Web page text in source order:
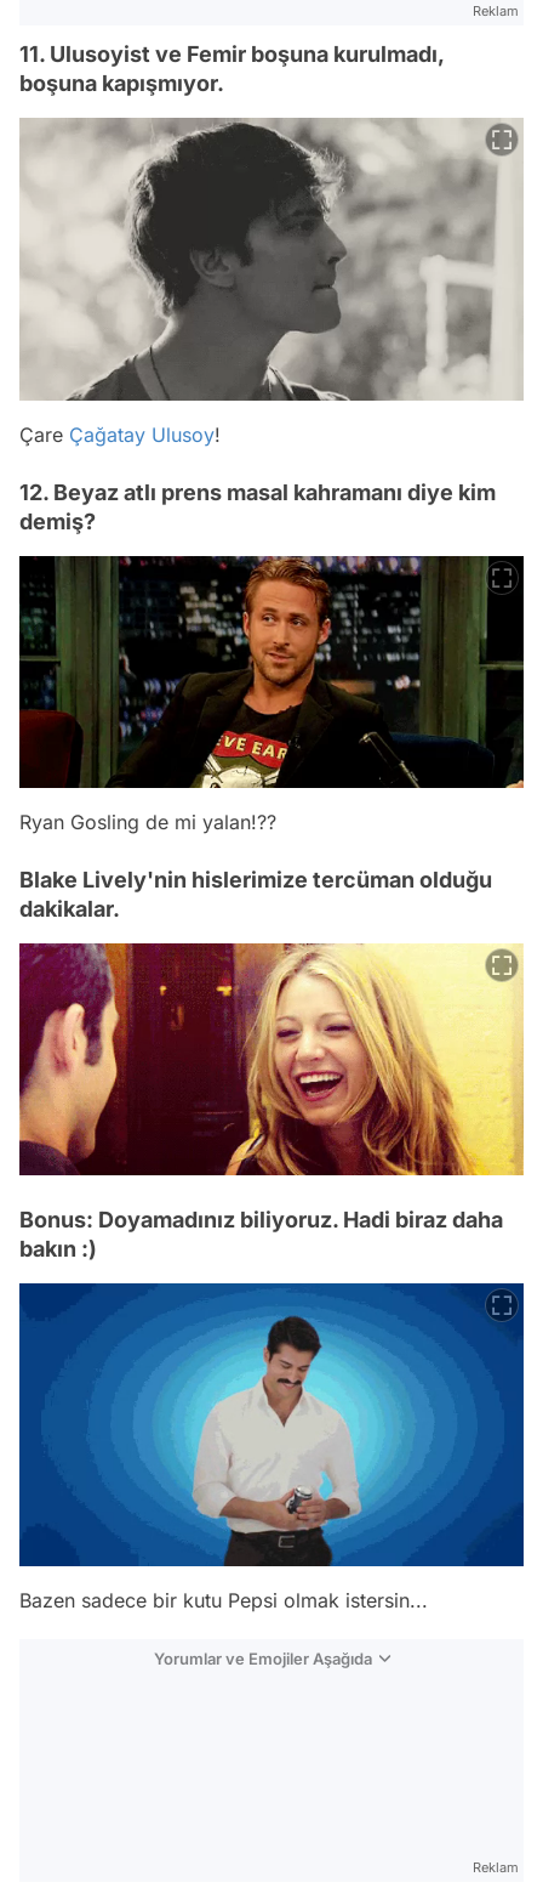
Reklam
11. Ulusoyist ve Femir boşuna kurulmadı,
boşuna kapışmıyor.
Çare Çağatay Ulusoy!
12. Beyaz atlı prens masal kahramanı diye kim
demiş?
Ryan Gosling de mi yalan!??
Blake Lively'nin hislerimize tercüman olduğu
dakikalar.
Bonus: Doyamadınız biliyoruz. Hadi biraz daha
bakın :)
Bazen sadece bir kutu Pepsi olmak istersin...
Yorumlar ve Emojiler Aşağıda
Reklam